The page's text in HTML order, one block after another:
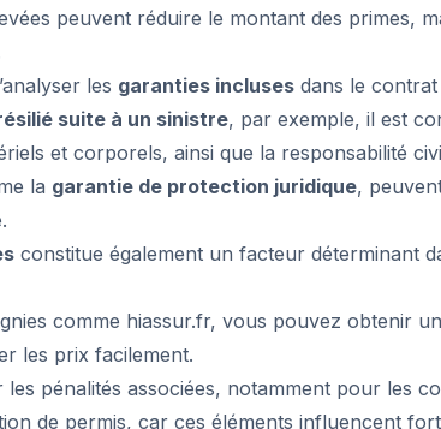
peuvent réduire le montant des primes,
les garanties incluses dans le contrat
suite à un sinistre, par exemple, il est
et corporels, ainsi que la responsabilité
la garantie de protection juridique,
constitue également un facteur déterminant
comme hiassur.fr, vous pouvez obtenir un
les prix facilement.
pénalités associées, notamment pour les
de permis, car ces éléments influencent